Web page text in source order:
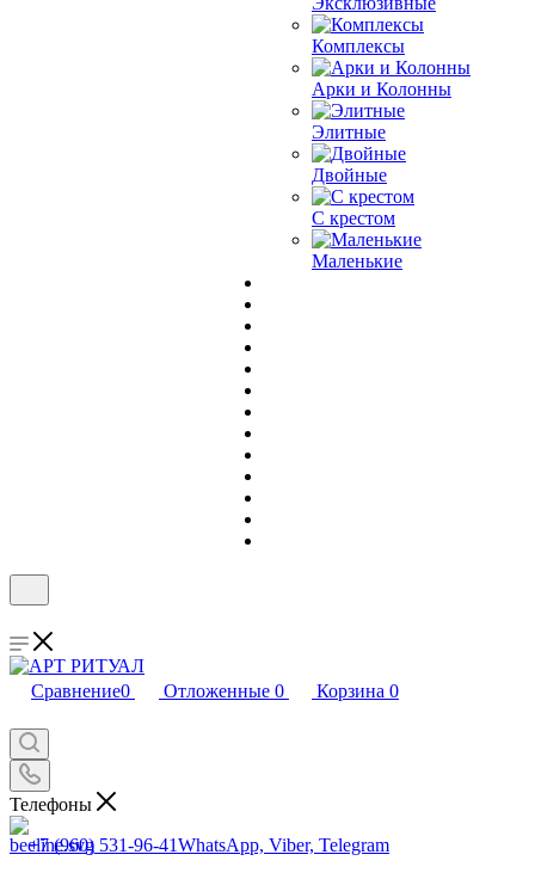
Комплексы
Арки и Колонны
Элитные
Двойные
С крестом
Маленькие
Сравнение0 Отложенные 0 Корзина 0
Телефоны
+7 (960) 531-96-41WhatsApp, Viber, Telegram